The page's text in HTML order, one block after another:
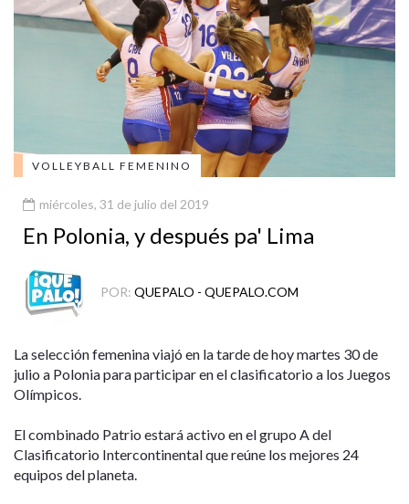
VOLLEYBALL FEMENINO
miércoles, 31 de julio del 2019
En Polonia, y después pa' Lima
POR: QUEPALO - QUEPALO.COM
La selección femenina viajó en la tarde de hoy martes 30 de
julio a Polonia para participar en el clasificatorio a los Juegos
Olímpicos.
El combinado Patrio estará activo en el grupo A del
Clasificatorio Intercontinental que reúne los mejores 24
equipos del planeta.